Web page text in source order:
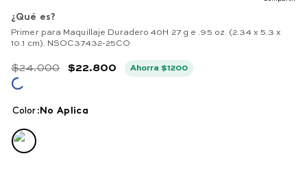
¿Qué es?
Primer para Maquillaje Duradero 40H 27 g e .95 oz. (2.34 x 5.3 x
10.1 cm). NSOC37432-25CO
$24.000 $22.800 Ahorra$1200
Color :no aplica